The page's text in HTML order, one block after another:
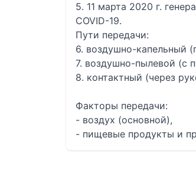
5. 11 марта 2020 г.
COVID-19.
Пути передачи:
6. воздушно-капельный
7. воздушно-пылевой (с
8. контактный (через
Факторы передачи:
- воздух (основной),
- пищевые продукты и